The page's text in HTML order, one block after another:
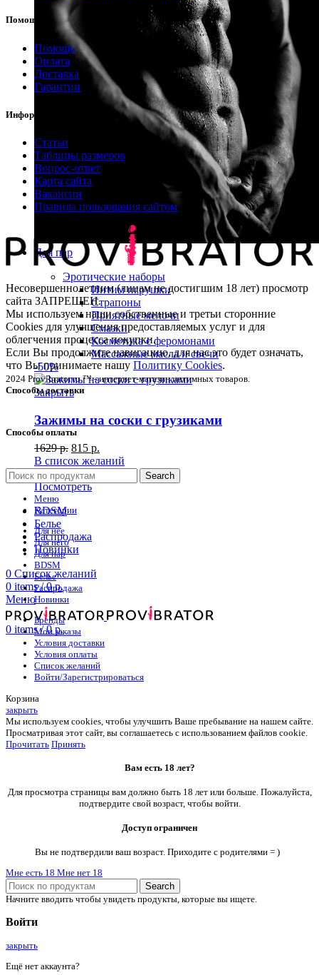
Для пар
Эротические наборы
Интим игрушки
Страпоны
Приятные мелочи
Смазки
Косметика с феромонами
Массажные масла и свечи
-50%
Закрыть
Зажимы на соски с грузиками
1629р. 815 р.
В список желаний
В корзину
Посмотреть
BDSM
Белье
Распродажа
Новинки
0 Список желаний
0 items / 0р.
Меню
0 items / 0р.
Помощь
Помощь
Оплата
Доставка
Гарантии
Информация
Статьи
Таблицы размеров
Вопрос-ответ
Карта сайта
Вакансии
Правила пользования сайтом
Несовершеннолетним (лицам не достигшим 18 лет) просмотр
сайта ЗАПРЕЩЕН.
Мы используем наши собственные и третьи сторонние
Cookies для улучшения предоставляемых услуг и для
облегчения процесса покупки.
Если Вы продолжите навигацию, для нас это будет означать,
что Вы принимаете нашу Политику Cookies.
2024 Provibrator.ru ™ - интернет-магазин интимных товаров.
Способы доставки
Способы оплаты
Search
Меню
Категории
Для нее
Для него
Для пар
BDSM
Белье
Распродажа
Новинки
Бренды
Мои заказы
Условия доставки
Условия оплаты
Список желаний
Войти/Зарегистрироваться
Корзина
закрыть
Мы используем cookies, чтобы улучшить Ваше пребывание на нашем сайте.
Просматривая этот сайт, вы соглашаетесь с использованием файлов cookie.
Прочитать Принять
Вам есть 18 лет?
Для просмотра страницы вам должно быть 18 лет или больше. Пожалуйста,
подтвердите свой возраст, чтобы войти.
Доступ ограничен
Вы не подтвердили ваш возраст. Приходите с родителями = )
Мне есть 18 Мне нет 18
Search
Начните вводить чтобы увидеть продукты, которые вы ищете.
Войти
закрыть
Ещё нет аккаунта?